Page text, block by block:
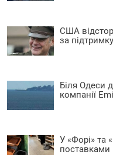
США
за
Біля Одеси
компанії Emil
У «Форі» та
поставками